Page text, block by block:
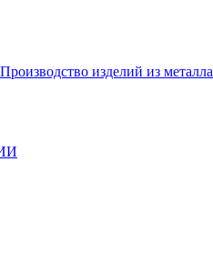
Производство изделий из металла